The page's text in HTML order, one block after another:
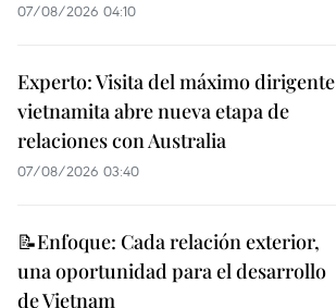
07/08/2026 04:10
Experto: Visita del máximo dirigente
vietnamita abre nueva etapa de
relaciones con Australia
07/08/2026 03:40
📝Enfoque: Cada relación exterior,
una oportunidad para el desarrollo
de Vietnam